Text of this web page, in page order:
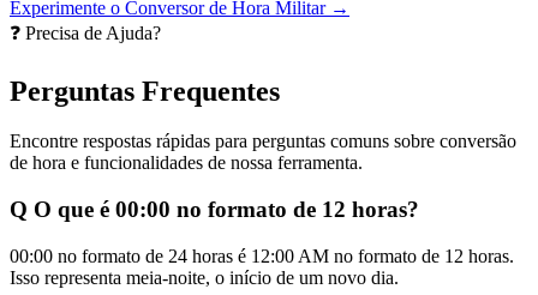
Experimente o Conversor de Hora Militar →
❓ Precisa de Ajuda?
Perguntas Frequentes
Encontre respostas rápidas para perguntas comuns sobre conversão
de hora e funcionalidades de nossa ferramenta.
Q O que é 00:00 no formato de 12 horas?
00:00 no formato de 24 horas é 12:00 AM no formato de 12 horas.
Isso representa meia-noite, o início de um novo dia.